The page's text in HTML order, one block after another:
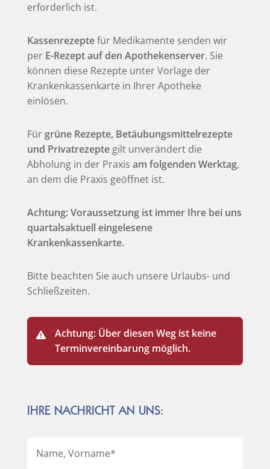
erforderlich ist.
Kassenrezeptefür Medikamente senden wir
per E-Rezept auf den Apothekenserver. Sie
können diese Rezepte unter Vorlage der
Krankenkassenkarte in Ihrer Apotheke
einlösen.
Für grüne Rezepte, Betäubungsmittelrezepte
und Privatrezeptegilt unverändert die
Abholung in der Praxis am folgenden Werktag,
an dem die Praxis geöffnet ist.
Achtung: Voraussetzung ist immer Ihre bei uns
quartalsaktuell eingelesene
Krankenkassenkarte.
Bitte beachten Sie auch unsere Urlaubs- und
Schließzeiten.
Achtung: Über diesen Weg ist keine
Terminvereinbarung möglich.
IHRE NACHRICHT AN UNS: